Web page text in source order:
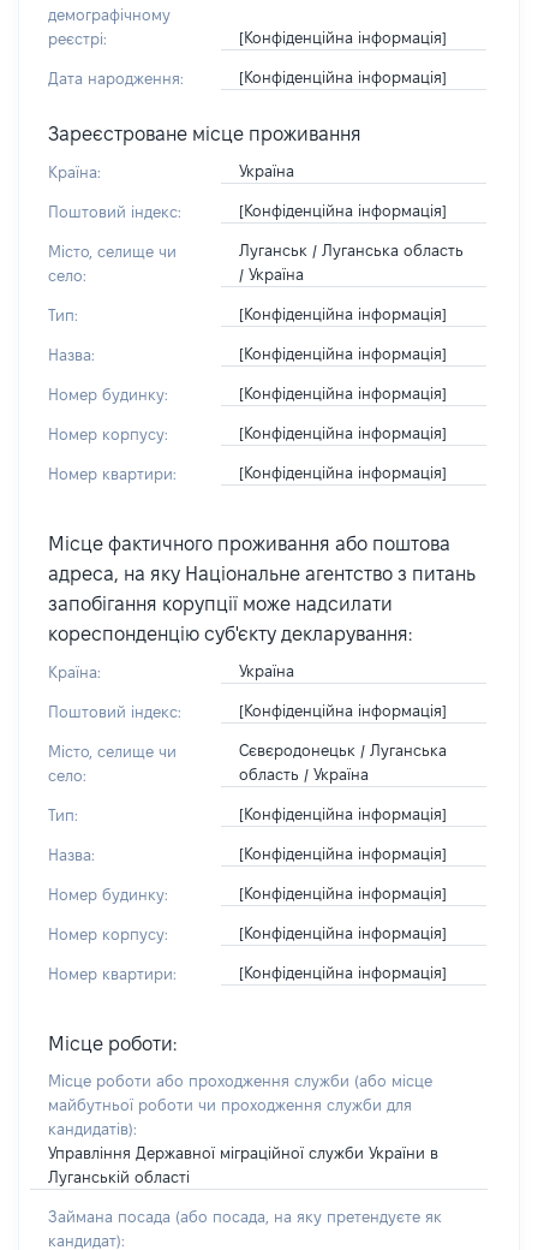
демографічному
реєстрі:
[Конфіденційна інформація]
Дата народження: [Конфіденційна інформація]
Зареєстроване місце проживання
Країна: Україна
Поштовий індекс: [Конфіденційна інформація]
Місто, селище чи
село:
Луганськ / Луганська область
/ Україна
Тип: [Конфіденційна інформація]
Назва: [Конфіденційна інформація]
Номер будинку: [Конфіденційна інформація]
Номер корпусу: [Конфіденційна інформація]
Номер квартири: [Конфіденційна інформація]
Місце фактичного проживання або поштова
адреса, на яку Національне агентство з питань
запобігання корупції може надсилати
кореспонденцію суб'єкту декларування:
Країна: Україна
Поштовий індекс: [Конфіденційна інформація]
Місто, селище чи
село:
Сєвєродонецьк / Луганська
область / Україна
Тип: [Конфіденційна інформація]
Назва: [Конфіденційна інформація]
Номер будинку: [Конфіденційна інформація]
Номер корпусу: [Конфіденційна інформація]
Номер квартири: [Конфіденційна інформація]
Місце роботи:
Місце роботи або проходження служби (або місце
майбутньої роботи чи проходження служби для
кандидатів):
Управління Державної міграційної служби України в
Луганській області
Займана посада (або посада, на яку претендуєте як
кандидат):